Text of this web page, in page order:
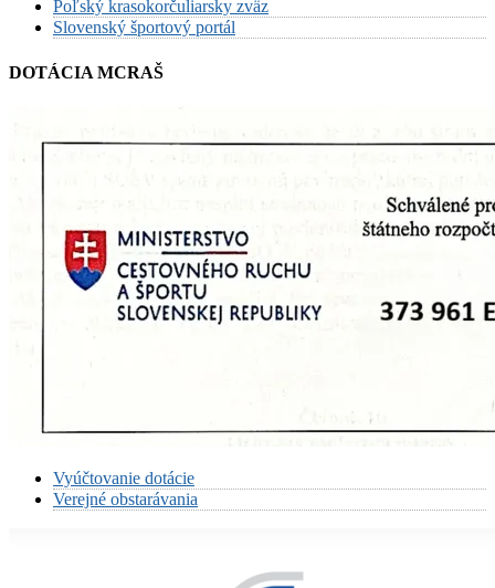
Poľský krasokorčuliarsky zväz
Slovenský športový portál
DOTÁCIA MCRAŠ
Vyúčtovanie dotácie
Verejné obstarávania